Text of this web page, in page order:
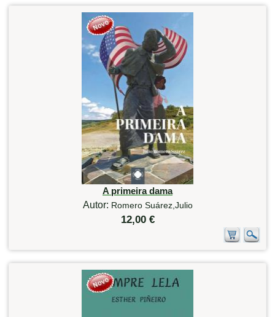
A primeira dama
Autor: Romero Suárez,Julio
12,00 €